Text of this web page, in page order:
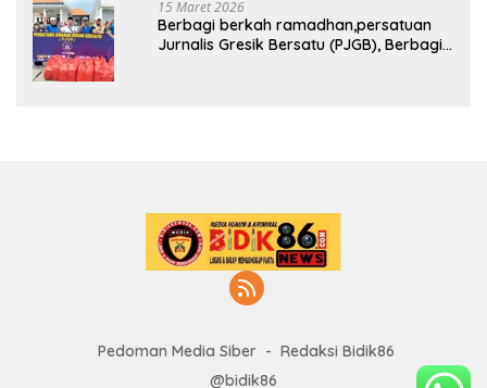
15 Maret 2026
Berbagi berkah ramadhan,persatuan
Jurnalis Gresik Bersatu (PJGB), Berbagi
Pedoman Media Siber
Redaksi Bidik86
@bidik86